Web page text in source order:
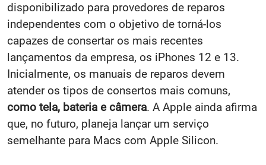
disponibilizado para provedores de reparos
independentes com o objetivo de torná-los
capazes de consertar os mais recentes
lançamentos da empresa, os iPhones 12 e 13.
Inicialmente, os manuais de reparos devem
atender os tipos de consertos mais comuns,
como tela, bateria e câmera. A Apple ainda afirma
que, no futuro, planeja lançar um serviço
semelhante para Macs com Apple Silicon.